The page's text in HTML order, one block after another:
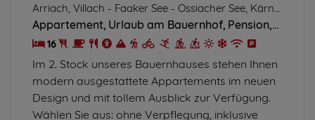
Appartement Urlaub am Bauernhof Pension
16
Im 2. Stock unseres Bauernhauses stehen Ihnen
modern ausgestattete Appartements im neuen
Design und mit tollem Ausblick zur Verfügung.
Wählen Sie aus: ohne Verpflegung, inklusive